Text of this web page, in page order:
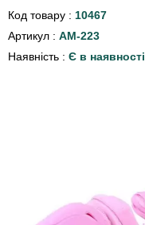
Код товару : 10467
Артикул : AM-223
Наявність : Є в наявності